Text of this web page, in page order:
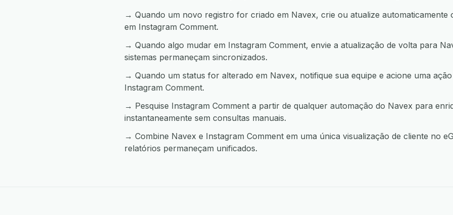
→ Quando um novo registro for criado em Navex, crie ou atualize automaticamente
em Instagram Comment.
→ Quando algo mudar em Instagram Comment, envie a atualização de volta para
sistemas permaneçam sincronizados.
→ Quando um status for alterado em Navex, notifique sua equipe e acione uma
Instagram Comment.
→ Pesquise Instagram Comment a partir de qualquer automação do Navex para
instantaneamente sem consultas manuais.
→ Combine Navex e Instagram Comment em uma única visualização de cliente no
relatórios permaneçam unificados.